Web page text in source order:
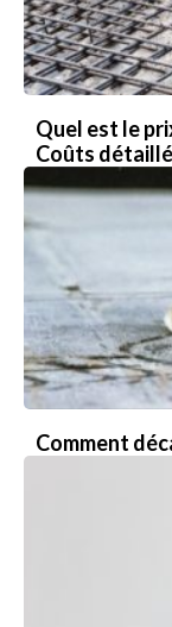
Quel est le
Coûts
Comment